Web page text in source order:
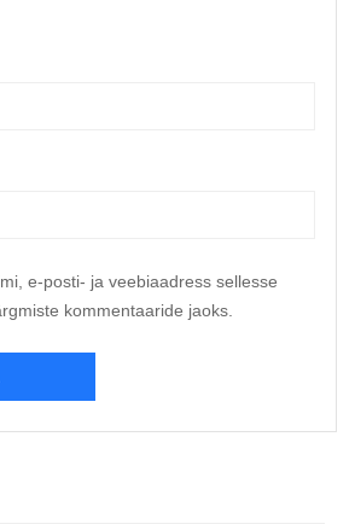
e-posti- ja veebiaadress sellesse
kommentaaride jaoks.